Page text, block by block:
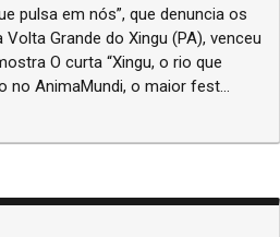
pulsa em nós”, que denuncia os
Grande do Xingu (PA), venceu
o rio que
no AnimaMundi, o maior fest...